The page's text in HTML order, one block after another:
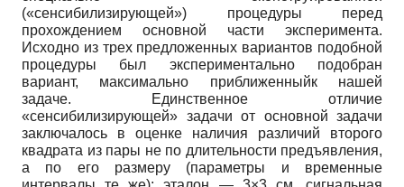
(«сенсибилизирующей») процедуры перед
прохождением основной части эксперимента.
Исходно из трех предложенных вариантов подобной
процедуры был экспериментально подобран
вариант, максимально приближенныйк нашей
задаче. Единственное отличие
«сенсибилизирующей» задачи от основной задачи
заключалось в оценке наличия различий второго
квадрата из пары не по длительности предъявления,
а по его размеру (параметры и временные